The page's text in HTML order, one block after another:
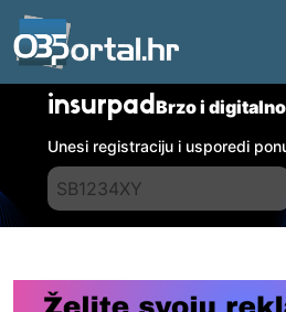
insurpadBrzo i digitalno
Unesi registraciju i usporedi